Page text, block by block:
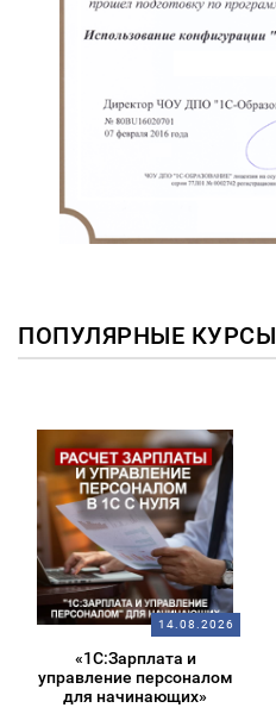
ПОПУЛЯРНЫЕ КУРСЫ
14.08.2026
«1С:Зарплата и
управление персоналом
для начинающих»